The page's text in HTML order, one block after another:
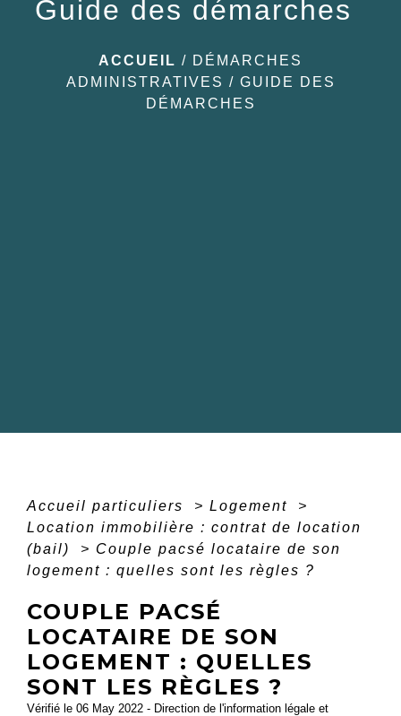
Guide des démarches
ACCUEIL / DÉMARCHES
ADMINISTRATIVES / GUIDE DES
DÉMARCHES
Accueil particuliers > Logement
>
Location immobilière : contrat de location
(bail)
> Couple pacsé locataire de son
logement : quelles sont les règles ?
COUPLE PACSÉ
LOCATAIRE DE SON
LOGEMENT : QUELLES
SONT LES RÈGLES ?
Vérifié le 06 May 2022 - Direction de l'information légale et